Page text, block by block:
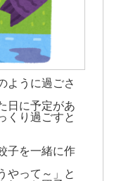
ように過ごさ
日に予定があ
くり過ごすと
子を一緒に作
やって～」と